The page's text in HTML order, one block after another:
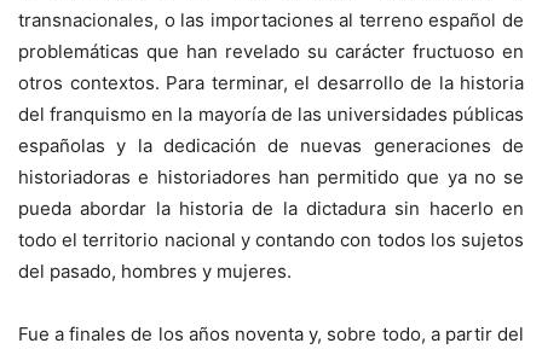
transnacionales, o las importaciones al terreno español de
problemáticas que han revelado su carácter fructuoso en
otros contextos. Para terminar, el desarrollo de la historia
del franquismo en la mayoría de las universidades públicas
españolas y la dedicación de nuevas generaciones de
historiadoras e historiadores han permitido que ya no se
pueda abordar la historia de la dictadura sin hacerlo en
todo el territorio nacional y contando con todos los sujetos
del pasado, hombres y mujeres.
Fue a finales de los años noventa y, sobre todo, a partir del